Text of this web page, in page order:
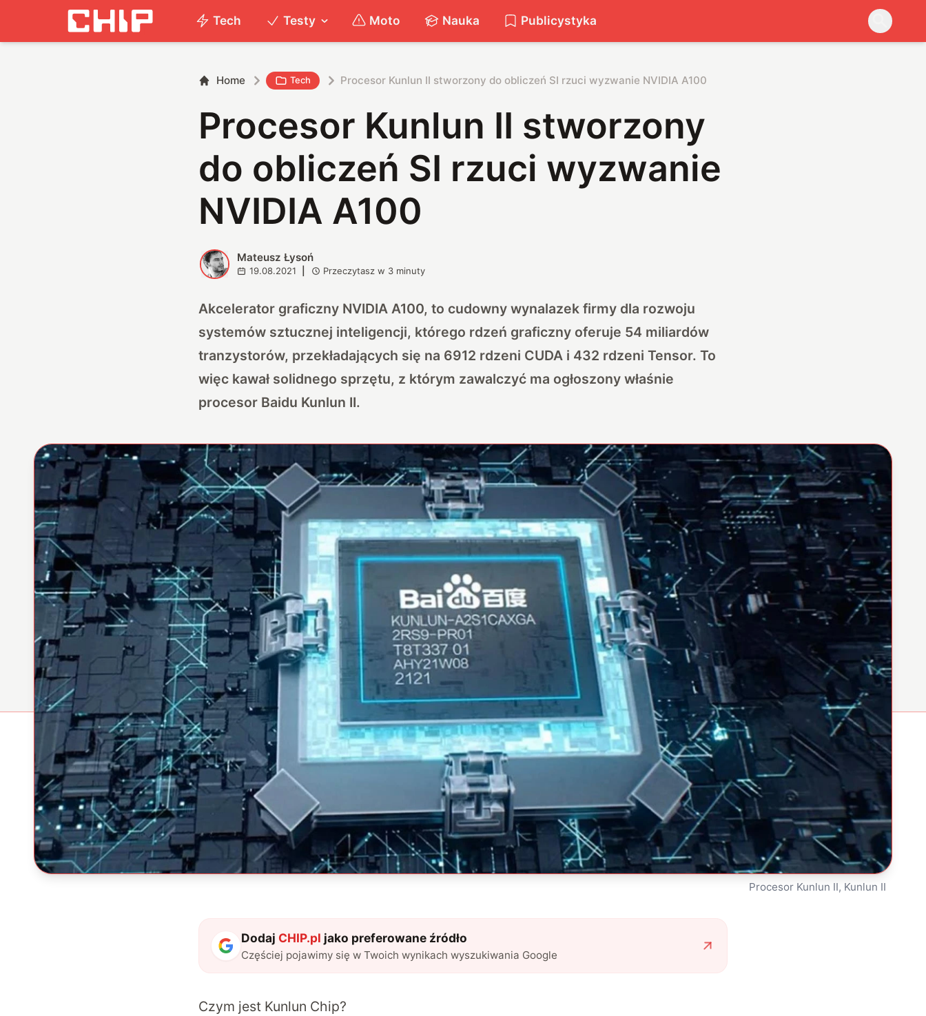
Tech Testy Moto Nauka Publicystyka
Home Tech Procesor Kunlun II stworzony do obliczeń SI rzuci wyzwanie NVIDIA A100
Procesor Kunlun II stworzony
do obliczeń SI rzuci wyzwanie
NVIDIA A100
M Mateusz Łysoń
19.08.2021 Przeczytasz w 3 minuty
Akcelerator graficzny NVIDIA A100, to cudowny wynalazek firmy dla rozwoju
systemów sztucznej inteligencji, którego rdzeń graficzny oferuje 54 miliardów
tranzystorów, przekładających się na 6912 rdzeni CUDA i 432 rdzeni Tensor. To
więc kawał solidnego sprzętu, z którym zawalczyć ma ogłoszony właśnie
procesor Baidu Kunlun II.
Procesor Kunlun II, Kunlun II
Dodaj CHIP.pl jako preferowane źródło
Częściej pojawimy się w Twoich wynikach wyszukiwania Google
Czym jest Kunlun Chip?